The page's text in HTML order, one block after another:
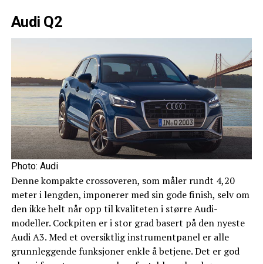
Audi Q2
Photo: Audi
Denne kompakte crossoveren, som måler rundt 4,20
meter i lengden, imponerer med sin gode finish, selv om
den ikke helt når opp til kvaliteten i større Audi-
modeller. Cockpiten er i stor grad basert på den nyeste
Audi A3. Med et oversiktlig instrumentpanel er alle
grunnleggende funksjoner enkle å betjene. Det er god